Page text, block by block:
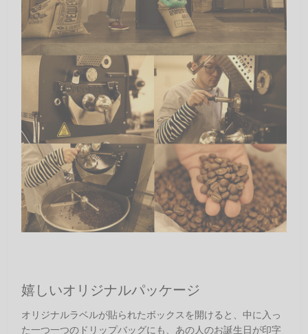
嬉しいオリジナルパッケージ
オリジナルラベルが貼られたボックスを開けると、中に入っ
た一つ一つのドリップバッグにも、あの人のお誕生日が印字